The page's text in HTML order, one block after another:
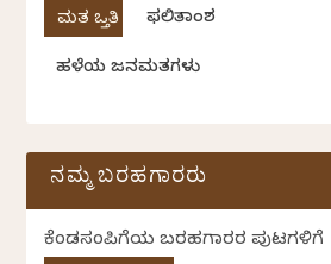
ಫಲಿತಾಂಶ
ಹಳೆಯ ಜನಮತಗಳು
ನಮ್ಮ ಬರಹಗಾರರು
ಕೆಂಡಸಂಪಿಗೆಯ ಬರಹಗಾರರ ಪುಟಗಳಿಗೆ